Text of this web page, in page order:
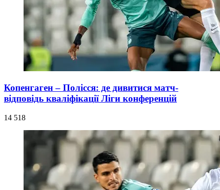
Копенгаген – Полісся: де дивитися матч-
відповідь кваліфікації Ліги конференцій
14 518